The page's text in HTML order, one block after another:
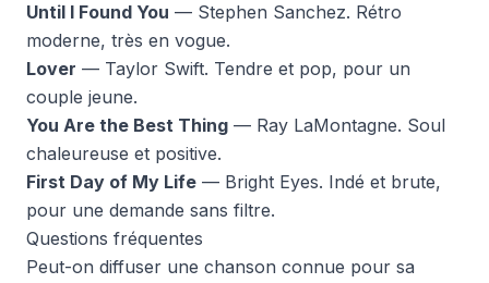
Until I Found You — Stephen Sanchez. Rétro
moderne, très en vogue.
Lover — Taylor Swift. Tendre et pop, pour un
couple jeune.
You Are the Best Thing — Ray LaMontagne. Soul
chaleureuse et positive.
First Day of My Life — Bright Eyes. Indé et brute,
pour une demande sans filtre.
Questions fréquentes
Peut-on diffuser une chanson connue pour sa